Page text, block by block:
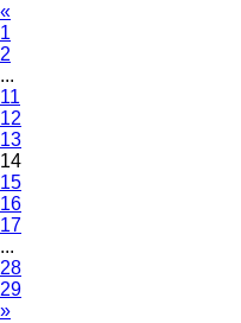
«
1
2
...
11
12
13
14
15
16
17
...
28
29
»